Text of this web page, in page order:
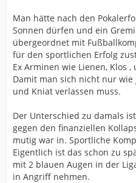
Man hätte nach den
Sonnen dürfen und ein
übergeordnet mit
für den sportlichen Erfolg
Ex Arminen wie Lienen, Klos ,
Damit man sich nicht nur
und Kniat verlassen muss.
Der Unterschied zu damals
gegen den finanziellen
mutig war in. Sportliche
Eigentlich ist das schon zu
mit 2 blauen Augen in der
in Angriff nehmen.